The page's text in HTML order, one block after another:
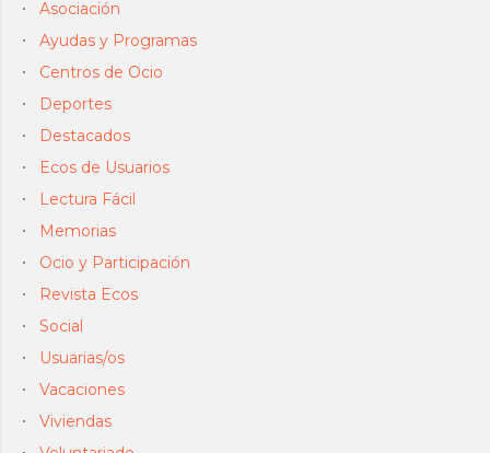
Asociación
Ayudas y Programas
Centros de Ocio
Deportes
Destacados
Ecos de Usuarios
Lectura Fácil
Memorias
Ocio y Participación
Revista Ecos
Social
Usuarias/os
Vacaciones
Viviendas